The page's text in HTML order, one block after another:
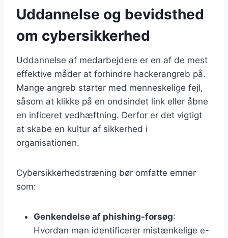
Uddannelse og bevidsthed
om cybersikkerhed
Uddannelse af medarbejdere er en af de mest
effektive måder at forhindre hackerangreb på.
Mange angreb starter med menneskelige fejl,
såsom at klikke på en ondsindet link eller åbne
en inficeret vedhæftning. Derfor er det vigtigt
at skabe en kultur af sikkerhed i
organisationen.
Cybersikkerhedstræning bør omfatte emner
som:
Genkendelse af phishing-forsøg:
Hvordan man identificerer mistænkelige e-